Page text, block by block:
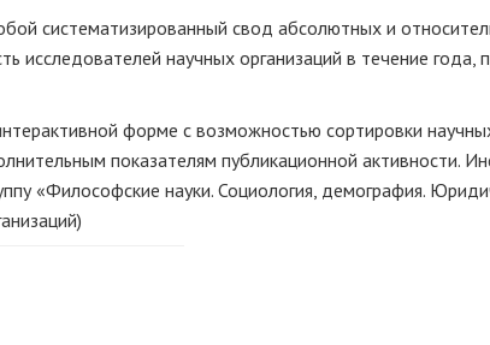
систематизированный свод абсолютных и
исследователей научных организаций в течение года,
форме с возможностью сортировки
показателям публикационной активности.
«Философские науки. Социология, демография.